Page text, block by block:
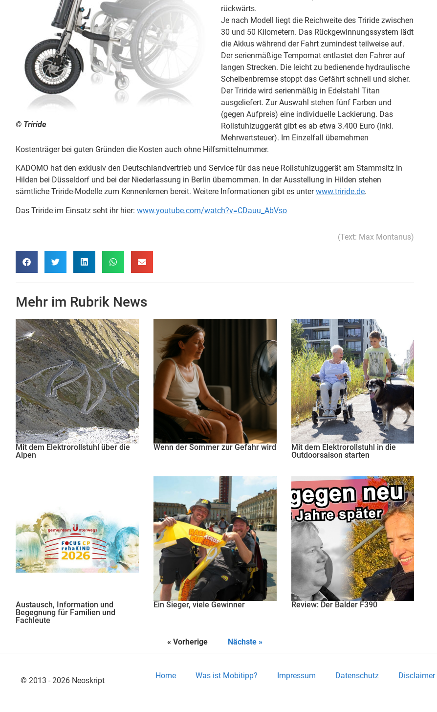
© Triride
rückwärts.
Je nach Modell liegt die Reichweite des Triride zwischen
30 und 50 Kilometern. Das Rückgewinnungssystem lädt
die Akkus während der Fahrt zumindest teilweise auf.
Der serienmäßige Tempomat entlastet den Fahrer auf
langen Strecken. Die leicht zu bedienende hydraulische
Scheibenbremse stoppt das Gefährt schnell und sicher.
Der Triride wird serienmäßig in Edelstahl Titan
ausgeliefert. Zur Auswahl stehen fünf Farben und
(gegen Aufpreis) eine individuelle Lackierung. Das
Rollstuhlzuggerät gibt es ab etwa 3.400 Euro (inkl.
Mehrwertsteuer). Im Einzelfall übernehmen
Kostenträger bei guten Gründen die Kosten auch ohne Hilfsmittelnummer.
KADOMO hat den exklusiv den Deutschlandvertrieb und Service für das neue Rollstuhlzuggerät am Stammsitz in
Hilden bei Düsseldorf und bei der Niederlassung in Berlin übernommen. In der Ausstellung in Hilden stehen
sämtliche Triride-Modelle zum Kennenlernen bereit. Weitere Informationen gibt es unterwww.triride.de.
Das Triride im Einsatz seht ihr hier: www.youtube.com/watch?v=CDauu_AbVso
(Text: Max Montanus)
Mehr im Rubrik News
Mit dem Elektrorollstuhl über die
Alpen
Wenn der Sommer zur Gefahr wird
Mit dem Elektrorollstuhl in die
Outdoorsaison starten
Austausch, Information und
Begegnung für Familien und
Fachleute
Ein Sieger, viele Gewinner Review: Der Balder F390
« Vorherige Nächste »
© 2013 - 2026 Neoskript
Home Was ist Mobitipp? Impressum Datenschutz Disclaimer